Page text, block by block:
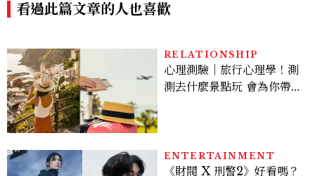
看過此篇文章的人也喜歡
RELATIONSHIP
心理測驗｜旅行心理學！測
測去什麼景點玩 會為你帶來
ENTERTAINMENT
《財閥 X 刑警2》好看嗎？